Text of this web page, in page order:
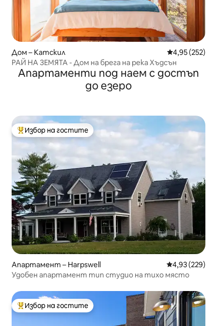
Дом – Катскил Средна
4,95 (252)
РАЙ НА ЗЕМЯТА - Дом на брега на река Хъдсън
Апартаменти под наем с достъп
до езеро
Най-популярен избор на гостите
Избор на гостите
Апартамент – Harpswell Средна
4,93 (229)
Удобен апартамент тип студио на тихо място
Най-популярен избор на гостите
Избор на гостите